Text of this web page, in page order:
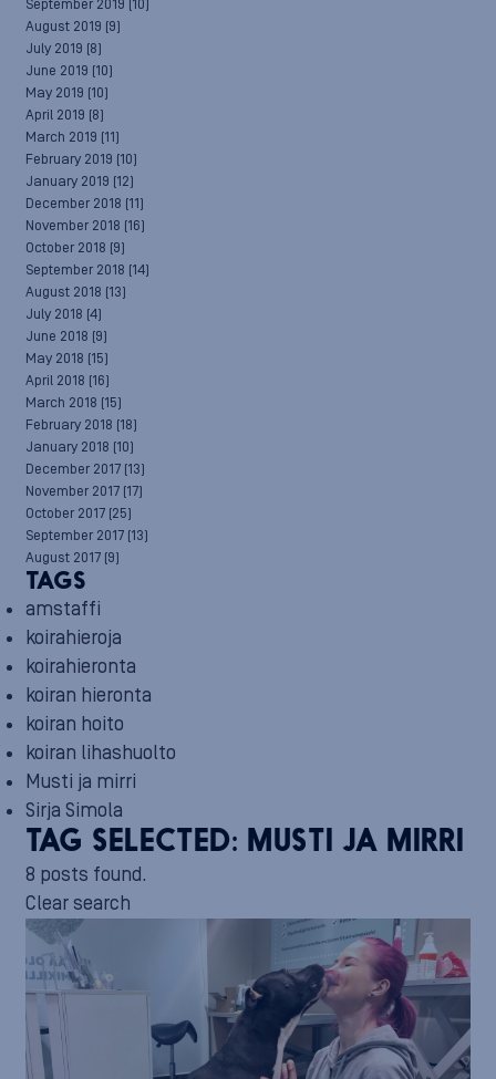
September 2019 (10)
August 2019 (9)
July 2019 (8)
June 2019 (10)
May 2019 (10)
April 2019 (8)
March 2019 (11)
February 2019 (10)
January 2019 (12)
December 2018 (11)
November 2018 (16)
October 2018 (9)
September 2018 (14)
August 2018 (13)
July 2018 (4)
June 2018 (9)
May 2018 (15)
April 2018 (16)
March 2018 (15)
February 2018 (18)
January 2018 (10)
December 2017 (13)
November 2017 (17)
October 2017 (25)
September 2017 (13)
August 2017 (9)
TAGS
amstaffi
koirahieroja
koirahieronta
koiran hieronta
koiran hoito
koiran lihashuolto
Musti ja mirri
Sirja Simola
TAG SELECTED: MUSTI JA MIRRI
8 posts found.
Clear search